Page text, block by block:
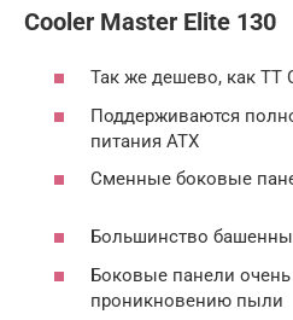
Cooler Master Elite 130
Так же дешево, как TT
Поддерживаются
питания ATX
Сменные боковые
Большинство
Боковые панели
проникновению пыли